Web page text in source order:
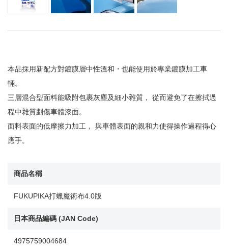
本品採用新配方對鍍膜層中性溫和・也能使用於專業鍍膜加工車
輛。
三層混合型面料能吸附包裹灰塵及細小雜質， 從而避免了在擦拭過
程中雜質劃傷車體漆面。
面料表面的低摩擦力加工， 與車體表面的親和力使得操作過程得心
應手。
商品名稱
FUKUPIKA打蠟魔術布4.0版
日本商品編碼 (JAN Code)
4975759004684